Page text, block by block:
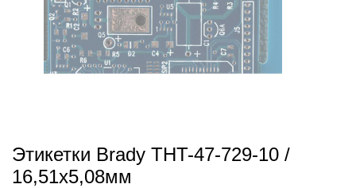
Этикетки Brady THT-47-729-10 /
16,51x5,08мм